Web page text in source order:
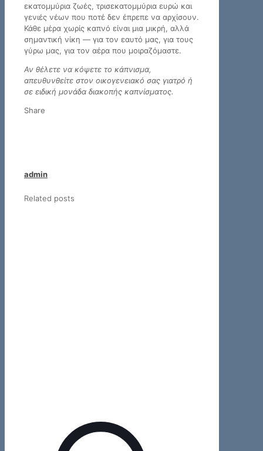
εκατομμύρια ζωές, τρισεκατομμύρια ευρώ και
γενιές νέων που ποτέ δεν έπρεπε να αρχίσουν.
Κάθε μέρα χωρίς καπνό είναι μια μικρή, αλλά
σημαντική νίκη — για τον εαυτό μας, για τους
γύρω μας, για τον αέρα που μοιραζόμαστε.
Αν θέλετε να κόψετε το κάπνισμα,
απευθυνθείτε στον οικογενειακό σας γιατρό ή
σε ειδική μονάδα διακοπής καπνίσματος.
Share
admin
Related posts